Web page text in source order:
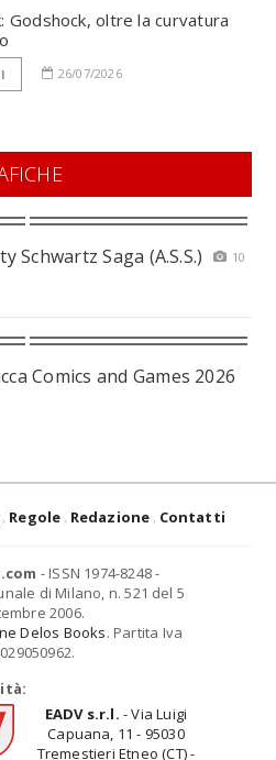
Godshock, oltre la curvatura
26/07/2026
Schwartz Saga (A.S.S.)
10
Comics and Games 2026
Regole Redazione Contatti
- ISSN 1974-8248 -
di Milano, n. 521 del 5
2006.
Delos Books. Partita Iva
EADV s.r.l. - Via Luigi
Capuana, 11 - 95030
Tremestieri Etneo (CT) -